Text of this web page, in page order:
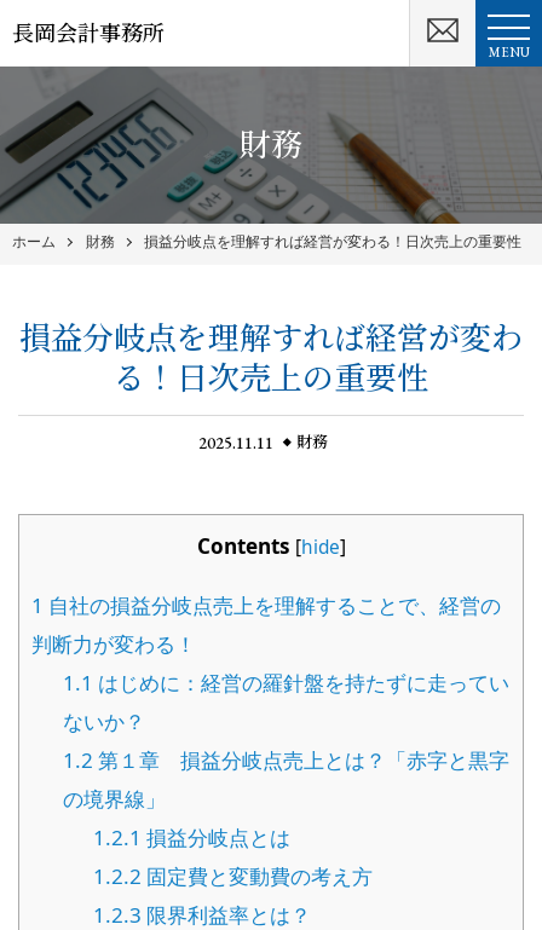
長岡会計事務所
MENU
財務
ホーム 財務 損益分岐点を理解すれば経営が変わる！日次売上の重要性
損益分岐点を理解すれば経営が変わ
る！日次売上の重要性
2025.11.11 財務
Contents [hide]
1 自社の損益分岐点売上を理解することで、経営の
判断力が変わる！
1.1 はじめに：経営の羅針盤を持たずに走ってい
ないか？
1.2 第１章 損益分岐点売上とは？「赤字と黒字
の境界線」
1.2.1 損益分岐点とは
1.2.2 固定費と変動費の考え方
1.2.3 限界利益率とは？